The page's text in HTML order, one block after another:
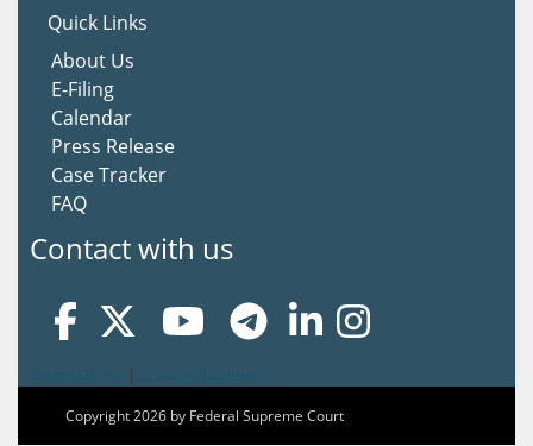
Quick Links
About Us
E-Filing
Calendar
Press Release
Case Tracker
FAQ
Contact with us
|
Copyright 2026 by Federal Supreme Court